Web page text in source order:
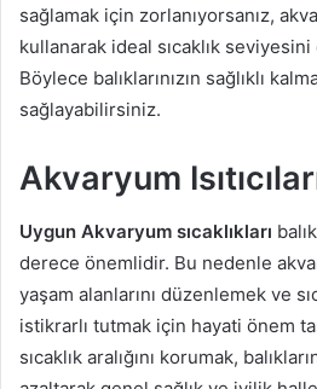
sağlamak için zorlanıyorsanız,
kullanarak ideal sıcaklık
Böylece balıklarınızın sağlıklı
sağlayabilirsiniz.
Akvaryum
Uygun Akvaryum sıcaklıkları
derece önemlidir. Bu nedenle
yaşam alanlarını düzenlemek ve
istikrarlı tutmak için hayati önem
sıcaklık aralığını korumak,